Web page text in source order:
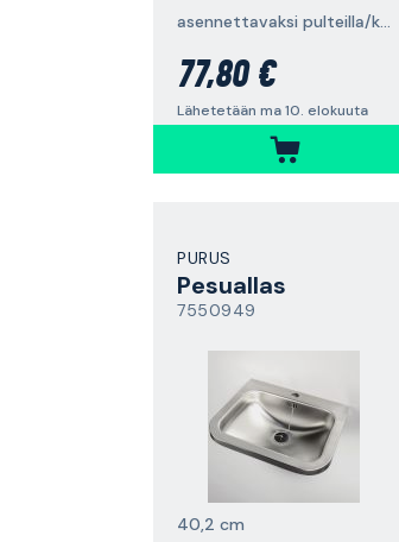
asennettavaksi pulteilla/kannakkeilla, 60 cm
77,80 €
Lähetetään ma 10. elokuuta
PURUS
Pesuallas
7550949
40,2 cm